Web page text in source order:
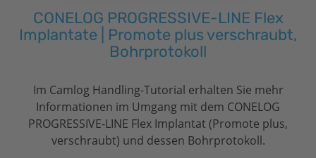
CONELOG PROGRESSIVE-LINE Flex
Implantate | Promote plus verschraubt,
Bohrprotokoll
Im Camlog Handling-Tutorial erhalten Sie mehr
Informationen im Umgang mit dem CONELOG
PROGRESSIVE-LINE Flex Implantat (Promote plus,
verschraubt) und dessen Bohrprotokoll.